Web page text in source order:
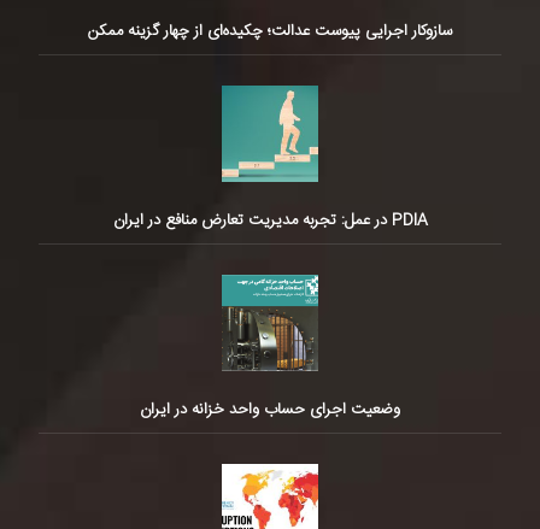
سازوکار اجرایی پیوست عدالت؛ چکیده‌ای از چهار گزینه ممکن
PDIA در عمل: تجربه مدیریت تعارض منافع در ایران
وضعیت اجرای حساب واحد خزانه در ایران